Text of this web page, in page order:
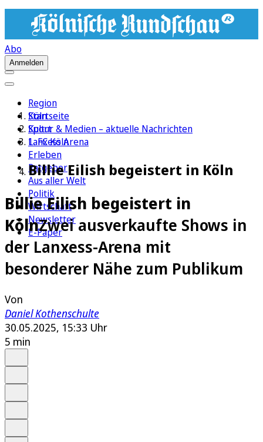
Abo
Anmelden
Region
Köln
Sport
1. FC Köln
Erleben
Ratgeber
Aus aller Welt
Politik
Wirtschaft
Newsletter
E-Paper
Startseite
Kultur & Medien – aktuelle Nachrichten
Lanxess Arena
Billie Eilish begeistert in Köln
Billie Eilish begeistert in
KölnZwei ausverkaufte Shows in
der Lanxess-Arena mit
besonderer Nähe zum Publikum
Von
Daniel Kothenschulte
30.05.2025, 15:33 Uhr
5 min